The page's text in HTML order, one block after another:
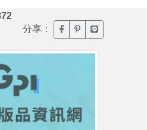
分享： 臉書分享(另開新視窗)
噗浪分享(另開新
Line分享(另